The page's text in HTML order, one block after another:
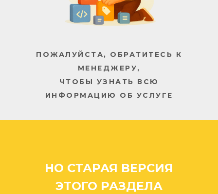
ПОЖАЛУЙСТА, ОБРАТИТЕСЬ К
МЕНЕДЖЕРУ,
ЧТОБЫ УЗНАТЬ ВСЮ
ИНФОРМАЦИЮ ОБ УСЛУГЕ
/// Северодвинск
/// Каргополь
/// Мирный
/// Шенкурск
НО СТАРАЯ ВЕРСИЯ
ЭТОГО РАЗДЕЛА